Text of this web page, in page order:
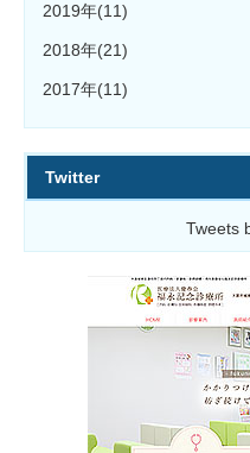
2019年(11)
2018年(21)
2017年(11)
Twitter
Tweets